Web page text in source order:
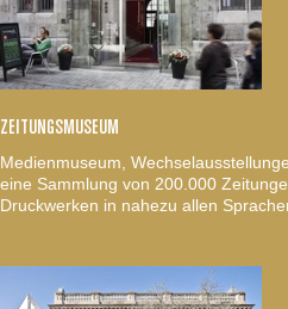
ZEITUNGSMUSEUM
Medienmuseum,
eine Sammlung von 200.000
Druckwerken in nahezu allen